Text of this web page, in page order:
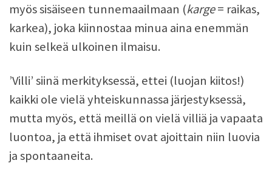
myös sisäiseen tunnemaailmaan (karge= raikas,
karkea), joka kiinnostaa minua aina enemmän
kuin selkeä ulkoinen ilmaisu.
’Villi’ siinä merkityksessä, ettei (luojan kiitos!)
kaikki ole vielä yhteiskunnassa järjestyksessä,
mutta myös, että meillä on vielä villiä ja vapaata
luontoa, ja että ihmiset ovat ajoittain niin luovia
ja spontaaneita.